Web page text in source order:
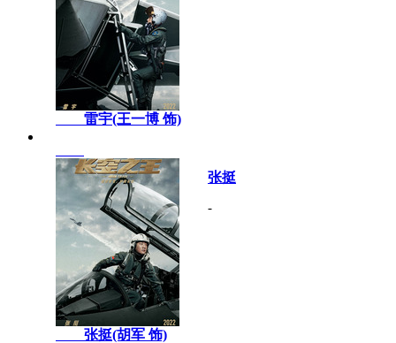
雷宇(王一博 饰)
张挺(胡军 饰)
张挺
-